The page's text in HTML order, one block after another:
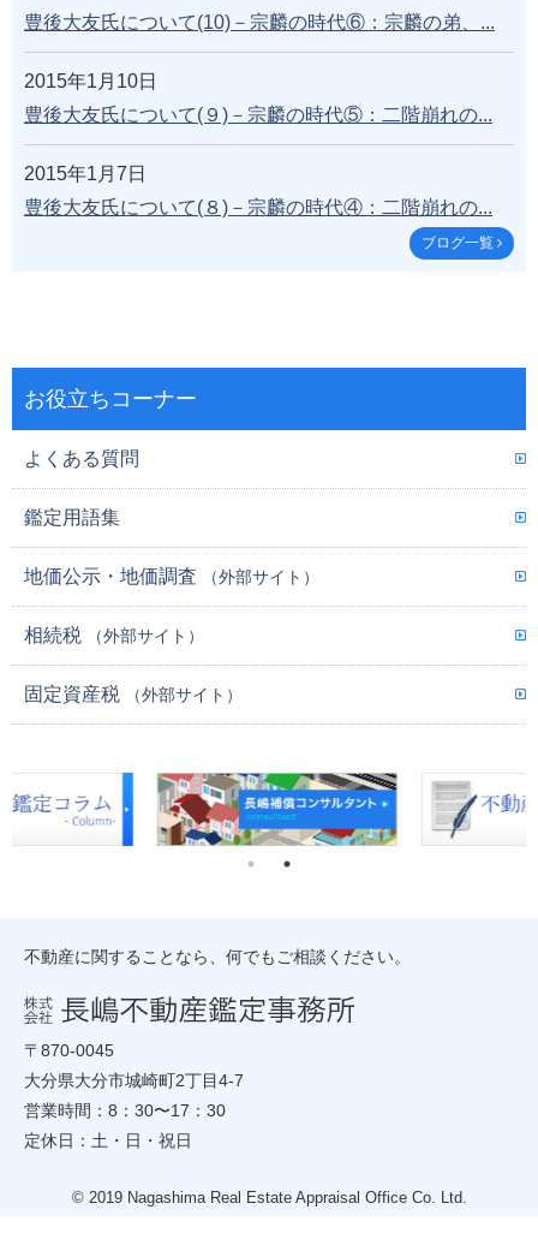
豊後大友氏について(10)－宗麟の時代⑥：宗麟の弟、...
2015年1月10日
豊後大友氏について(９)－宗麟の時代⑤：二階崩れの...
2015年1月7日
豊後大友氏について(８)－宗麟の時代④：二階崩れの...
ブログ一覧
お役立ちコーナー
よくある質問
鑑定用語集
地価公示・地価調査 （外部サイト）
相続税 （外部サイト）
固定資産税 （外部サイト）
不動産に関することなら、何でもご相談ください。
〒870-0045
大分県大分市城崎町2丁目4-7
営業時間：8：30〜17：30
定休日：土・日・祝日
© 2019 Nagashima Real Estate Appraisal Office Co. Ltd.